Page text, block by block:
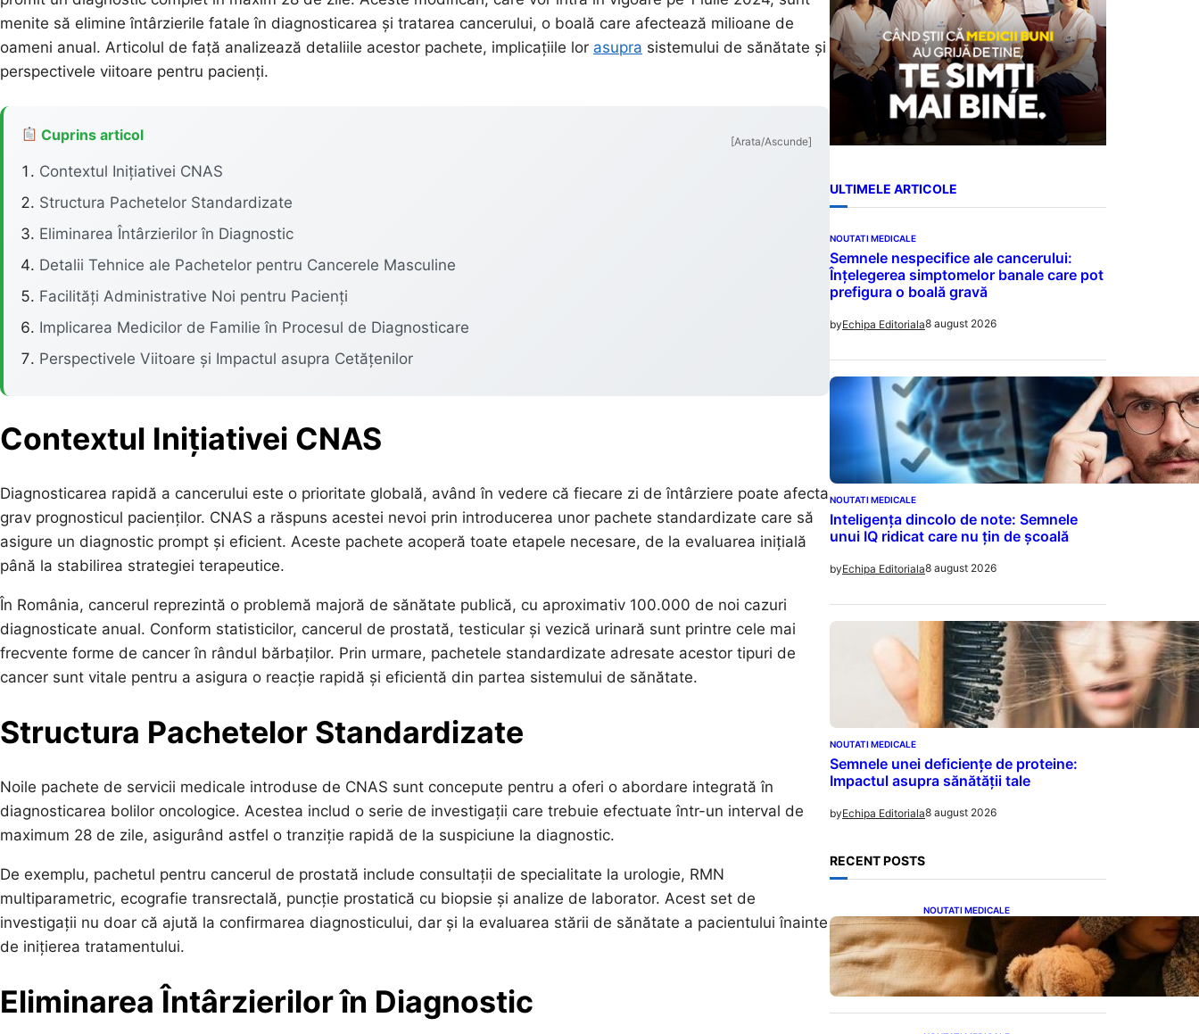
menite să elimine întârzierile fatale în diagnosticarea și tratarea cancerului, o boală care afectează milioane de
oameni anual. Articolul de față analizează detaliile acestor pachete, implicațiile lor asupra sistemului de sănătate și
perspectivele viitoare pentru pacienți.
Cuprins articol [Arata/Ascunde]
Contextul Inițiativei CNAS
Structura Pachetelor Standardizate
Eliminarea Întârzierilor în Diagnostic
Detalii Tehnice ale Pachetelor pentru Cancerele Masculine
Facilități Administrative Noi pentru Pacienți
Implicarea Medicilor de Familie în Procesul de Diagnosticare
Perspectivele Viitoare și Impactul asupra Cetățenilor
Contextul Inițiativei CNAS
Diagnosticarea rapidă a cancerului este o prioritate globală, având în vedere că fiecare zi de întârziere poate afecta
grav prognosticul pacienților. CNAS a răspuns acestei nevoi prin introducerea unor pachete standardizate care să
asigure un diagnostic prompt și eficient. Aceste pachete acoperă toate etapele necesare, de la evaluarea inițială
până la stabilirea strategiei terapeutice.
În România, cancerul reprezintă o problemă majoră de sănătate publică, cu aproximativ 100.000 de noi cazuri
diagnosticate anual. Conform statisticilor, cancerul de prostată, testicular și vezică urinară sunt printre cele mai
frecvente forme de cancer în rândul bărbaților. Prin urmare, pachetele standardizate adresate acestor tipuri de
cancer sunt vitale pentru a asigura o reacție rapidă și eficientă din partea sistemului de sănătate.
Structura Pachetelor Standardizate
Noile pachete de servicii medicale introduse de CNAS sunt concepute pentru a oferi o abordare integrată în
diagnosticarea bolilor oncologice. Acestea includ o serie de investigații care trebuie efectuate într-un interval de
maximum 28 de zile, asigurând astfel o tranziție rapidă de la suspiciune la diagnostic.
De exemplu, pachetul pentru cancerul de prostată include consultații de specialitate la urologie, RMN
multiparametric, ecografie transrectală, puncție prostatică cu biopsie și analize de laborator. Acest set de
investigații nu doar că ajută la confirmarea diagnosticului, dar și la evaluarea stării de sănătate a pacientului înainte
de inițierea tratamentului.
Eliminarea Întârzierilor în Diagnostic
ULTIMELE ARTICOLE
NOUTATI MEDICALE
Semnele nespecifice ale cancerului:
Înțelegerea simptomelor banale care pot
prefigura o boală gravă
byEchipa Editoriala8 august 2026
NOUTATI MEDICALE
Inteligența dincolo de note: Semnele
unui IQ ridicat care nu țin de școală
byEchipa Editoriala8 august 2026
NOUTATI MEDICALE
Semnele unei deficiențe de proteine:
Impactul asupra sănătății tale
byEchipa Editoriala8 august 2026
RECENT POSTS
NOUTATI MEDICALE
Somnul Sănătos: Câte Ore
Trebuie Să Dormi în Funcție
de Vârstă și Impactul
Asupra Sănătății